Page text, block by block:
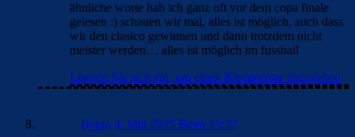
ähnliche worte hab ich ganz oft vor dem copa finale
gelesen :) schauen wir mal, alles ist möglich, auch dass
wir den clasico gewinnen und dann trotzdem nicht
meister werden… alles ist möglich im fussball
Loggen Sie sich ein, um einen Kommentar abzugeben
Bojan 4. Mai 2025 Beim 15:37